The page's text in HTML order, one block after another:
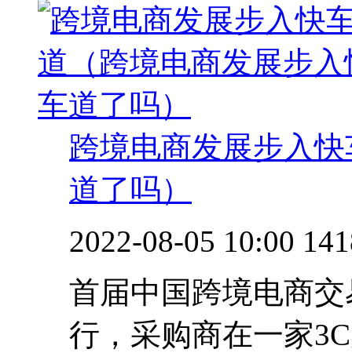
跨境电商发展步入
道了吗）
2022-08-05 10:00
首届中国跨境电商
行，采购商在一家